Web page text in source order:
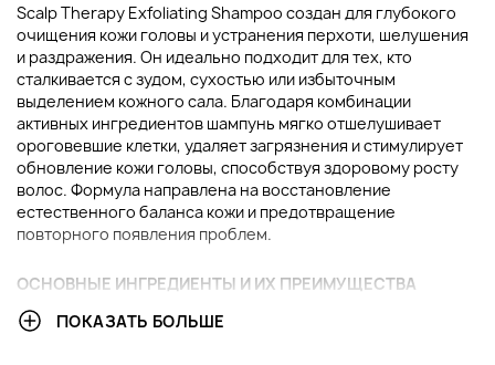
Scalp Therapy Exfoliating Shampoo создан для глубокого
очищения кожи головы и устранения перхоти, шелушения
и раздражения. Он идеально подходит для тех, кто
сталкивается с зудом, сухостью или избыточным
выделением кожного сала. Благодаря комбинации
активных ингредиентов шампунь мягко отшелушивает
ороговевшие клетки, удаляет загрязнения и стимулирует
обновление кожи головы, способствуя здоровому росту
волос. Формула направлена на восстановление
естественного баланса кожи и предотвращение
повторного появления проблем.
ОСНОВНЫЕ ИНГРЕДИЕНТЫ И ИХ ПРЕИМУЩЕСТВА
Климбазол и пироктон оламин
ПОКАЗАТЬ БОЛЬШЕ